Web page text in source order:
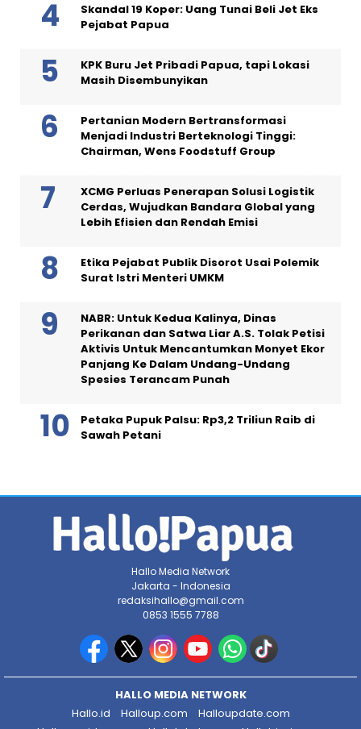
Skandal 19 Koper: Uang Tunai Beli Jet Eks
Pejabat Papua
KPK Buru Jet Pribadi Papua, tapi Lokasi
Masih Disembunyikan
Pertanian Modern Bertransformasi
Menjadi Industri Berteknologi Tinggi:
Chairman, Wens Foodstuff Group
XCMG Perluas Penerapan Solusi Logistik
Cerdas, Wujudkan Bandara Global yang
Lebih Efisien dan Rendah Emisi
Etika Pejabat Publik Disorot Usai Polemik
Surat Istri Menteri UMKM
NABR: Untuk Kedua Kalinya, Dinas
Perikanan dan Satwa Liar A.S. Tolak Petisi
Aktivis Untuk Mencantumkan Monyet Ekor
Panjang Ke Dalam Undang-Undang
Spesies Terancam Punah
Petaka Pupuk Palsu: Rp3,2 Triliun Raib di
Sawah Petani
Hallo Media Network
Jakarta - Indonesia
redaksihallo@gmail.com
0853 1555 7788
HALLO MEDIA NETWORK
Hallo.id
Halloup.com
Halloupdate.com